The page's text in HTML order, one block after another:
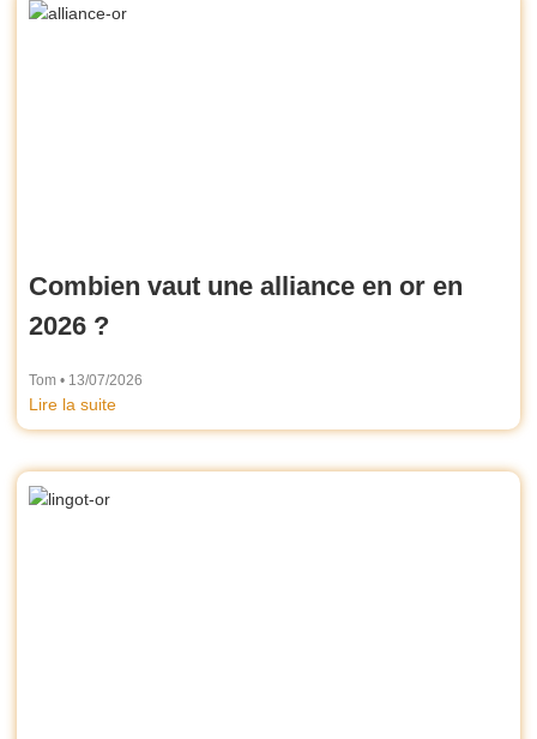
Combien vaut une alliance en or en
2026 ?
Tom 13/07/2026
Lire la suite